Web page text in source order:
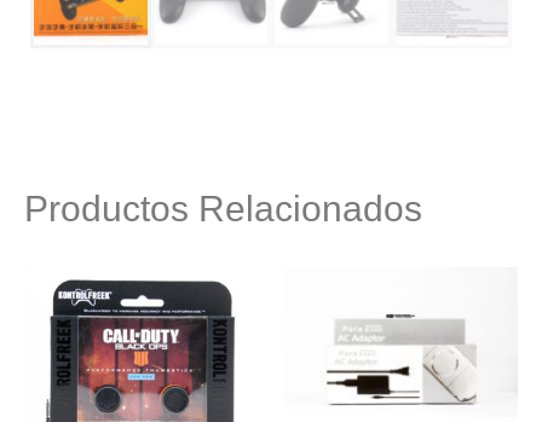
Productos Relacionados